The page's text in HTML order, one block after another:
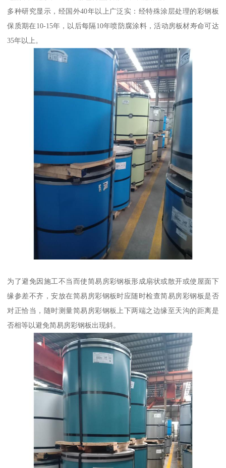
多种研究显示，经国外40年以上广泛实：经特殊涂层处理的彩钢板
保质期在10-15年，以后每隔10年喷防腐涂料，活动房板材寿命可达
35年以上。
为了避免因施工不当而使简易房彩钢板形成扇状或散开或使屋面下
缘参差不齐，安放在简易房彩钢板时应随时检查简易房彩钢板是否
对正恰当，随时测量简易房彩钢板上下两端之边缘至天沟的距离是
否相等以避免简易房彩钢板出现斜。